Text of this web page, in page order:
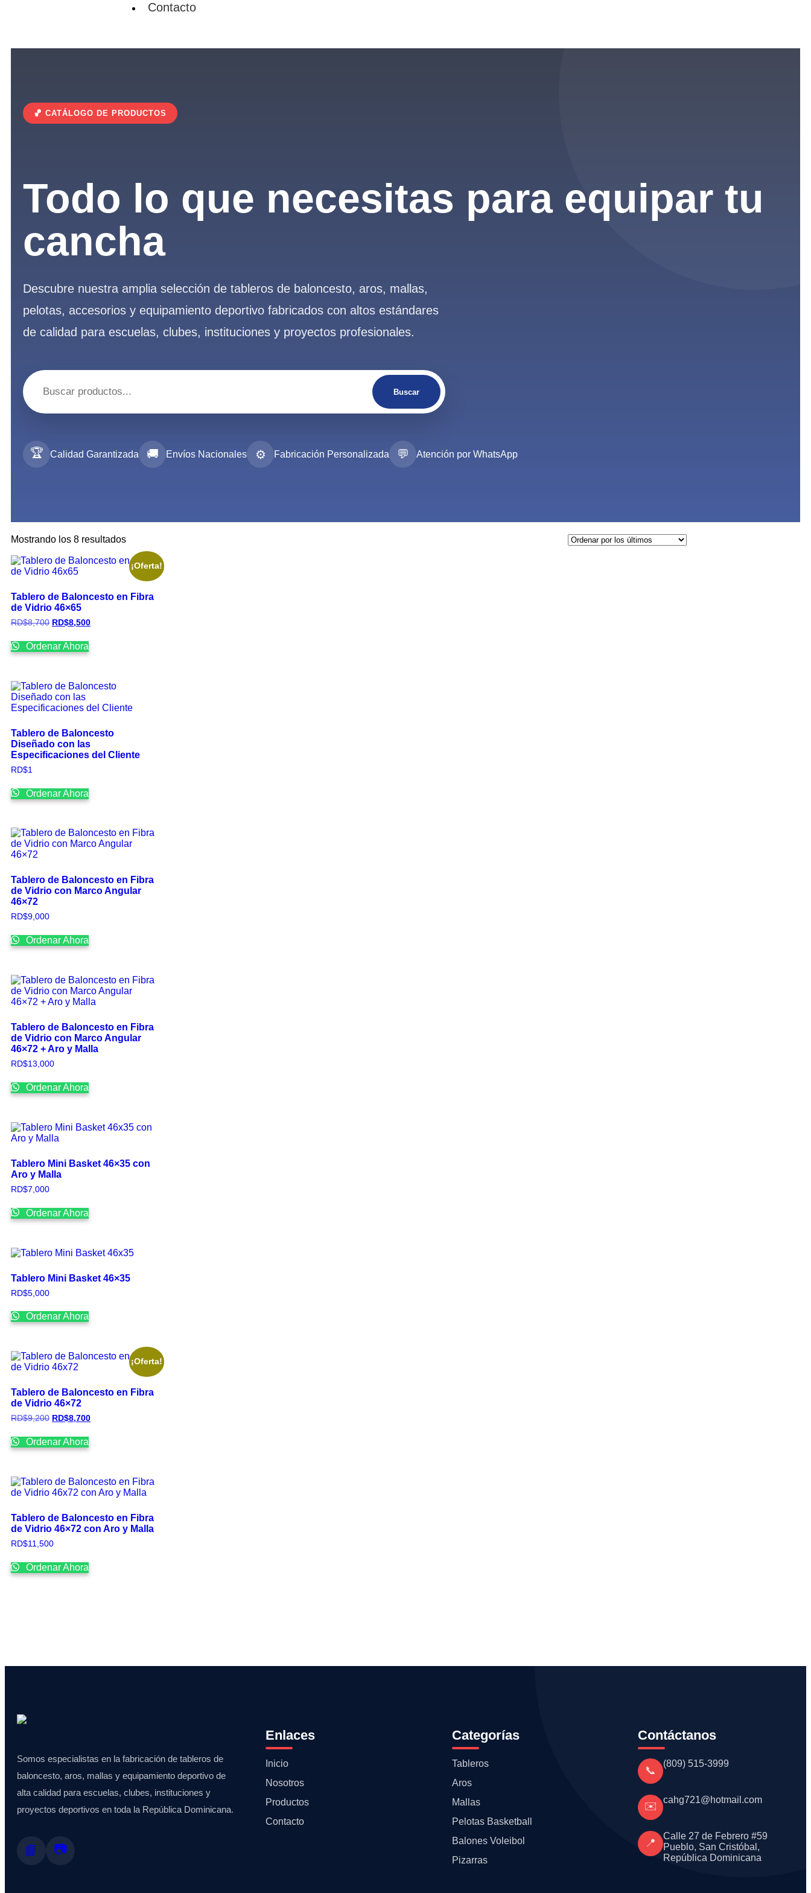
Contacto
🏀 CATÁLOGO DE PRODUCTOS
Todo lo que necesitas para equipar tu
cancha
Descubre nuestra amplia selección de tableros de baloncesto, aros, mallas,
pelotas, accesorios y equipamiento deportivo fabricados con altos estándares
de calidad para escuelas, clubes, instituciones y proyectos profesionales.
Buscar
🏆 Calidad Garantizada 🚚 Envíos Nacionales ⚙️ Fabricación Personalizada 💬 Atención por WhatsApp
Mostrando los 8 resultados
¡Oferta!
Tablero de Baloncesto en Fibra
de Vidrio 46×65
RD$8,700 RD$8,500
Ordenar Ahora
Tablero de Baloncesto
Diseñado con las
Especificaciones del Cliente
RD$1
Ordenar Ahora
Tablero de Baloncesto en Fibra
de Vidrio con Marco Angular
46×72
RD$9,000
Ordenar Ahora
Tablero de Baloncesto en Fibra
de Vidrio con Marco Angular
46×72 + Aro y Malla
RD$13,000
Ordenar Ahora
Tablero Mini Basket 46×35 con
Aro y Malla
RD$7,000
Ordenar Ahora
Tablero Mini Basket 46×35
RD$5,000
Ordenar Ahora
¡Oferta!
Tablero de Baloncesto en Fibra
de Vidrio 46×72
RD$9,200 RD$8,700
Ordenar Ahora
Tablero de Baloncesto en Fibra
de Vidrio 46×72 con Aro y Malla
RD$11,500
Ordenar Ahora
Somos especialistas en la fabricación de tableros de
baloncesto, aros, mallas y equipamiento deportivo de
alta calidad para escuelas, clubes, instituciones y
proyectos deportivos en toda la República Dominicana.
📘 📷
Enlaces
Inicio
Nosotros
Productos
Contacto
Categorías
Tableros
Aros
Mallas
Pelotas Basketball
Balones Voleibol
Pizarras
Contáctanos
📞
(809) 515-3999
✉️
cahg721@hotmail.com
📍
Calle 27 de Febrero #59
Pueblo, San Cristóbal,
República Dominicana